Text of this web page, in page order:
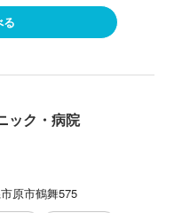
る
ック・病院
原市鶴舞575